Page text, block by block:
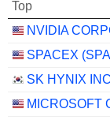
Top
NVIDIA
SK HYNIX
MICROSOFT